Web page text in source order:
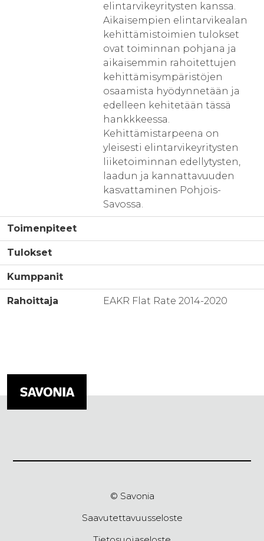
elintarvikeyritysten kanssa.
Aikaisempien elintarvikealan
kehittämistoimien tulokset
ovat toiminnan pohjana ja
aikaisemmin rahoitettujen
kehittämisympäristöjen
osaamista hyödynnetään ja
edelleen kehitetään tässä
hankkkeessa.
Kehittämistarpeena on
yleisesti elintarvikeyritysten
liiketoiminnan edellytysten,
laadun ja kannattavuuden
kasvattaminen Pohjois-
Savossa.
Toimenpiteet
Tulokset
Kumppanit
Rahoittaja EAKR Flat Rate 2014-2020
© Savonia
Saavutettavuusseloste